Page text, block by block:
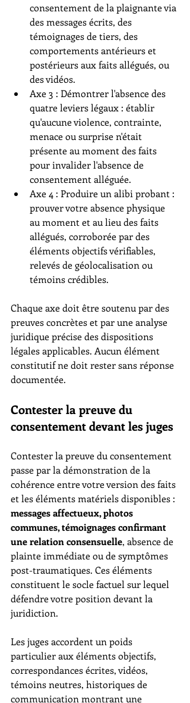
consentement de la plaignante via
des messages écrits, des
témoignages de tiers, des
comportements antérieurs et
postérieurs aux faits allégués, ou
des vidéos.
Axe 3 : Démontrer l'absence des
quatre leviers légaux : établir
qu'aucune violence, contrainte,
menace ou surprise n'était
présente au moment des faits
pour invalider l'absence de
consentement alléguée.
Axe 4 : Produire un alibi probant :
prouver votre absence physique
au moment et au lieu des faits
allégués, corroborée par des
éléments objectifs vérifiables,
relevés de géolocalisation ou
témoins crédibles.
Chaque axe doit être soutenu par des
preuves concrètes et par une analyse
juridique précise des dispositions
légales applicables. Aucun élément
constitutif ne doit rester sans réponse
documentée.
Contester la preuve du
consentement devant les juges
Contester la preuve du consentement
passe par la démonstration de la
cohérence entre votre version des faits
et les éléments matériels disponibles :
messages affectueux, photos
communes, témoignages confirmant
une relation consensuelle, absence de
plainte immédiate ou de symptômes
post-traumatiques. Ces éléments
constituent le socle factuel sur lequel
défendre votre position devant la
juridiction.
Les juges accordent un poids
particulier aux éléments objectifs,
correspondances écrites, vidéos,
témoins neutres, historiques de
communication montrant une